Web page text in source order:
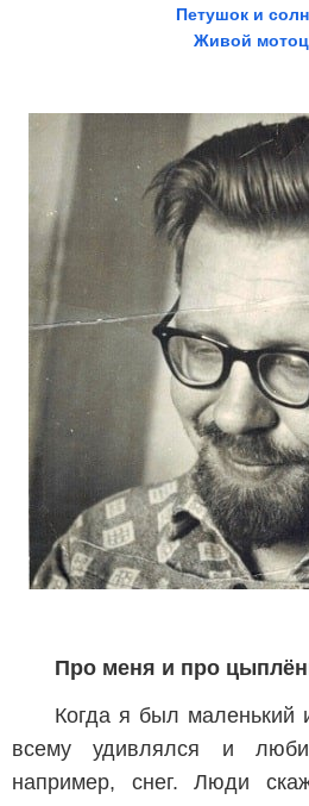
Петушок и
Живой
Про меня и про
Когда я был маленький
всему удивлялся и
например, снег. Люди